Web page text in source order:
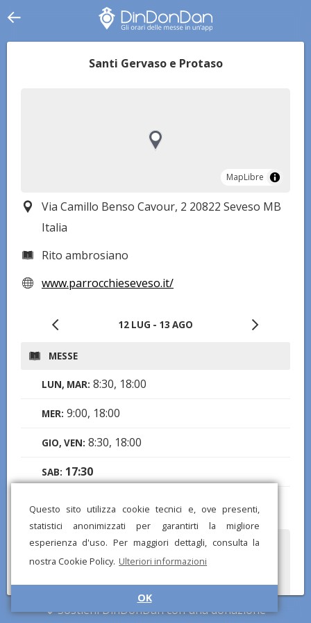
Questo sito utilizza cookie tecnici e, ove presenti,
statistici anonimizzati per garantirti la migliore
esperienza d'uso. Per maggiori dettagli, consulta la
nostra Cookie Policy. Ulteriori informazioni
OK
Santi Gervaso e Protaso
MapLibre
MapLibre
Via Camillo Benso Cavour, 2 20822 Seveso MB
Italia
Rito ambrosiano
www.parrocchieseveso.it/
12 LUG - 13 AGO
MESSE
LUN, MAR: 8:30, 18:00
MER: 9:00, 18:00
GIO, VEN: 8:30, 18:00
SAB: 17:30
Hai notato informazioni mancanti o errate? Scarica l'app di
DinDonDan per inviare correzioni e segnalare chiese mancanti!
Sostieni DinDonDan con una donazione